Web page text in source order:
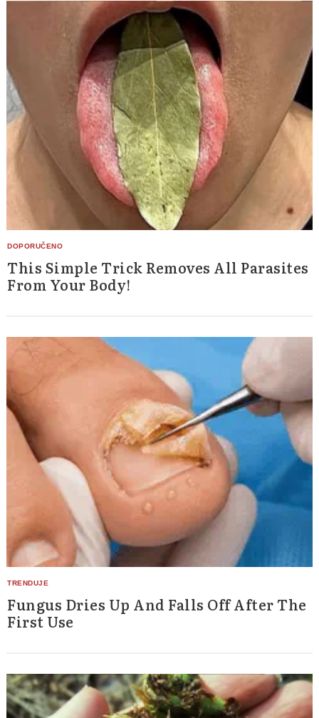
This Simple Trick Removes All Parasites
From Your Body!
Fungus Dries Up And Falls Off After The
First Use